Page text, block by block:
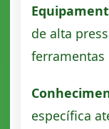
de alta
ferramentas
específica